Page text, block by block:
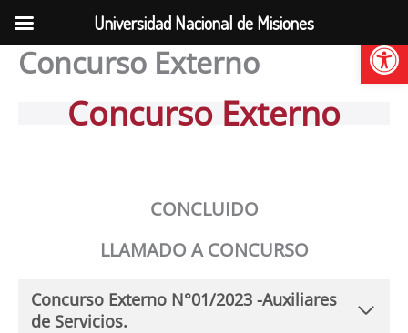
contenido
Concurso Externo
Concurso Externo
CONCLUIDO
LLAMADO A CONCURSO
Concurso Externo N°01/2023 -Auxiliares
de Servicios.
Universidad Nacional de Misiones